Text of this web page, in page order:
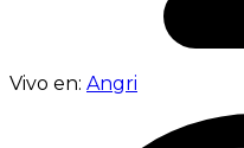
Vivo en: Angri